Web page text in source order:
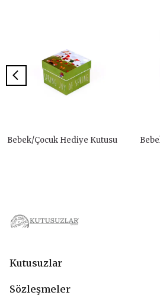
Bebek/Çocuk Hediye Kutusu
Kutusuzlar
Sözleşmeler